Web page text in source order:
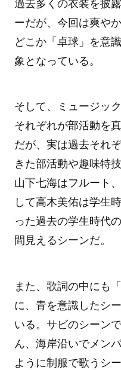
過去多くの衣装を披
ーだが、今回は爽や
どこか「卓球」を意
象となっている。
そして、ミュージッ
それぞれが部活動を
だが、実は過去それ
きた部活動や趣味特
山下七海はフルート
して高木美佑は学生
った過去の学生時代
間見えるシーンだ。
また、歌詞の中にも
に、青を意識したシ
いる。サビのシーン
ん、海岸沿いでメン
ように制服で歌うシ